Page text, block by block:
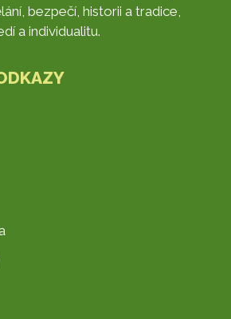
bezpečí, historii a tradice,
a individualitu.